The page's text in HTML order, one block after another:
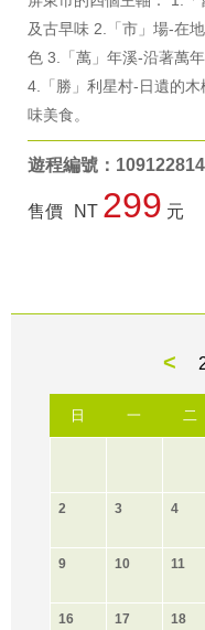
及古早味 2.「市」場-在
色 3.「萬」年溪-沿著萬
4.「勝」利星村-日遺的
味美食。
遊程編號：
售價 NT 299 元
<
日 一 二
2 3 4
9 10 11
16 17 18